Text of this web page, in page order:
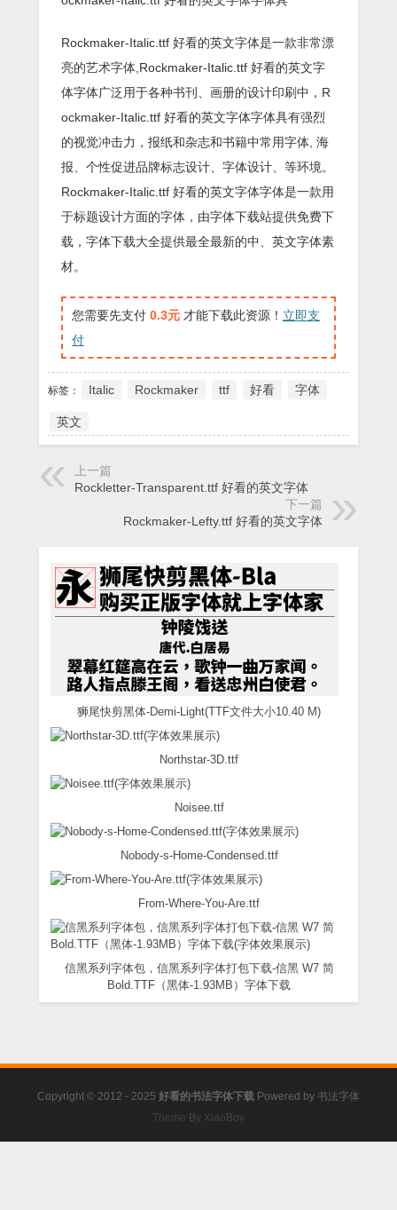
Rockmaker-Italic.ttf 好看的英文字体是一款非常漂
亮的艺术字体,Rockmaker-Italic.ttf 好看的英文字
体字体广泛用于各种书刊、画册的设计印刷中，R
ockmaker-Italic.ttf 好看的英文字体字体具有强烈
的视觉冲击力，报纸和杂志和书籍中常用字体, 海
报、个性促进品牌标志设计、字体设计、等环境。
Rockmaker-Italic.ttf 好看的英文字体字体是一款用
于标题设计方面的字体，由字体下载站提供免费下
载，字体下载大全提供最全最新的中、英文字体素
材。
您需要先支付 0.3元 才能下载此资源！ 立即支
付
标签： Italic Rockmaker ttf 好看 字体
英文
上一篇
Rockletter-Transparent.ttf 好看的英文字体
下一篇
Rockmaker-Lefty.ttf 好看的英文字体
狮尾快剪黑体-Demi-Light(TTF文件大小10.40 M)
Northstar-3D.ttf
Noisee.ttf
Nobody-s-Home-Condensed.ttf
From-Where-You-Are.ttf
信黑系列字体包，信黑系列字体打包下载-信黑 W7 简
Bold.TTF（黑体-1.93MB）字体下载
Copyright © 2012 - 2025 好看的书法字体下载 Powered by 书法字体
Theme By XiaoBoy